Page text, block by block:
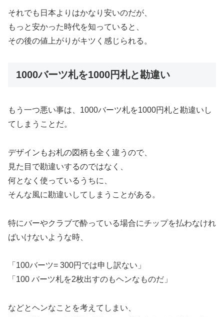
それでも日本よりはかなり安いのだが、
もっと安かった時代を知っていると、
その後の値上がりがキツく感じられる。
1000バーツ札を1000円札と勘違い
もう一つ悪い事は、1000バーツ札を1000円札と勘違いし
てしまうことだ。
デザインもお札の図柄も全く違うので、
見た目で勘違いするのではなく、
何となく使っているうちに、
そんな風に勘違いしてしまうことがある。
特にバーやクラブで酔っている場合にチップを払わなけれ
ばいけないような時、
「100バーツ= 300円では申し訳ない」
「100 バーツ札を2枚出すのもヘンなものだ」
などとヘンなことを考えてしまい、